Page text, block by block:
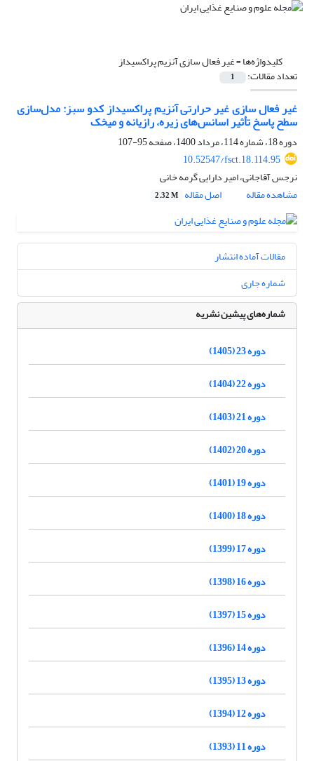
کلیدواژه‌ها =غیر فعال سازی آنزیم پراکسیداز
تعداد مقالات: 1
غیر فعال سازی غیر حرارتی آنزیم پراکسیداز کدو سبز: مدل‌سازی
سطح پاسخ تأثیر اسانس‌های زیره، رازیانه و میخک
دوره 18، شماره 114، مرداد 1400، صفحه
95-107
10.52547/fsct.18.114.95
نرجس آقاجانی، امیر دارایی گرمه خانی
مشاهده مقاله
اصل مقاله 2.32 M
مقالات آماده انتشار
شماره جاری
شماره‌های پیشین نشریه
دوره 23 (1405)
دوره 22 (1404)
دوره 21 (1403)
دوره 20 (1402)
دوره 19 (1401)
دوره 18 (1400)
دوره 17 (1399)
دوره 16 (1398)
دوره 15 (1397)
دوره 14 (1396)
دوره 13 (1395)
دوره 12 (1394)
دوره 11 (1393)